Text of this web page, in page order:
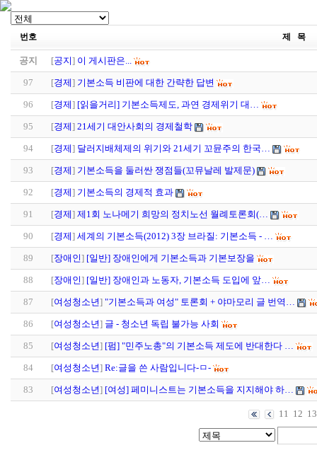
번호 제 목
공지 [공지] 이 게시판은...
97 [경제] 기본소득 비판에 대한 간략한 답변
96 [경제] [읽을거리] 기본소득제도, 과연 경제위기 대…
95 [경제] 21세기 대안사회의 경제철학
94 [경제] 달러지배체제의 위기와 21세기 꼬뮨주의 한국…
93 [경제] 기본소득을 둘러싼 쟁점들(꼬뮤날레 발제문)
92 [경제] 기본소득의 경제적 효과
91 [경제] 제1회 노나메기 희망의 정치노선 월례토론회(…
90 [경제] 세계의 기본소득(2012) 3장 브라질: 기본소득 - …
89 [장애인] [일반] 장애인에게 기본소득과 기본보장을
88 [장애인] [일반] 장애인과 노동자, 기본소득 도입에 앞…
87 [여성청소년] "기본소득과 여성" 토론회 + 야마모리 글 번역…
86 [여성청소년] 글 - 청소년 독립 불가능 사회
85 [여성청소년] [펌] "민주노총"의 기본소득 제도에 반대한다 …
84 [여성청소년] Re:글을 쓴 사람입니다-ㅁ-
83 [여성청소년] [여성] 페미니스트는 기본소득을 지지해야 하…
11 12 13